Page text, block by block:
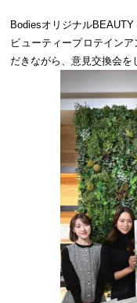
Bodiesオリジナル
ビューティープロテイン
だきながら、意見交換会を